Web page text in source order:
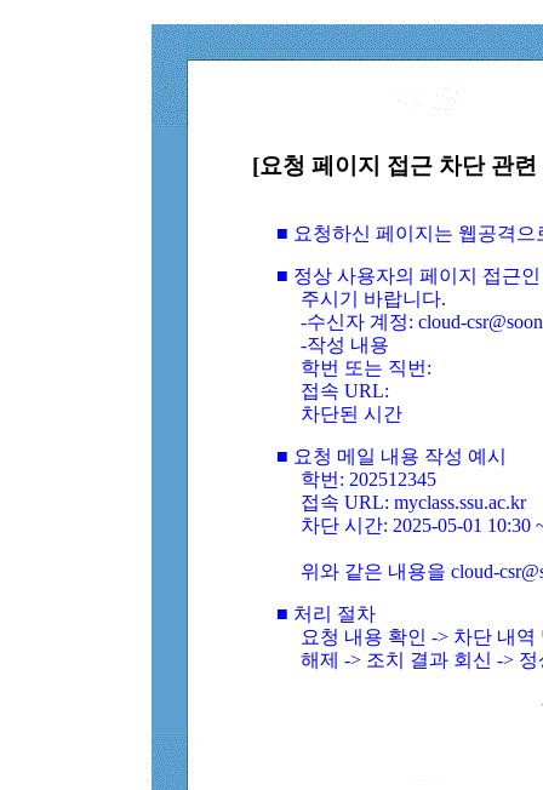
[요청 페이지 접근 차단 관
■ 요청하신 페이지는 웹공격
■ 정상 사용자의 페이지 접근
주시기 바랍니다.
-수신자 계정: cloud-
-작성 내용
학번 또는 직번:
접속 URL:
차단된 시간
■ 요청 메일 내용 작성 예시
학번: 202512345
접속 URL: myclass.ssu.ac.kr
차단 시간: 2025-05-01 10:30
위와 같은 내용을 cloud-
■ 처리 절차
요청 내용 확인 -> 차단 내
해제 -> 조치 결과 회신 ->